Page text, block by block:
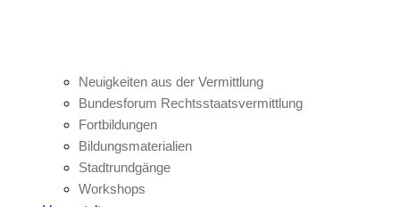
Neuigkeiten aus der Vermittlung
Bundesforum Rechtsstaatsvermittlung
Fortbildungen
Bildungsmaterialien
Stadtrundgänge
Workshops